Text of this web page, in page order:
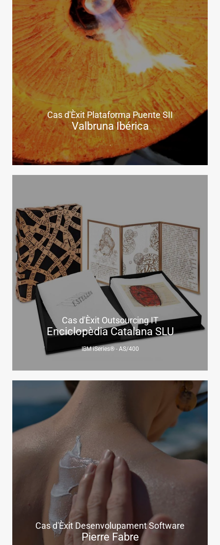
Cas d'Èxit Plataforma Puente SII
Valbruna Ibérica
.
Cas d'Èxit Outsourcing IT
Enciclopèdia Catalana SLU
IBM iSeries® - AS/400
Cas d'Èxit Desenvolupament Software
Pierre Fabre